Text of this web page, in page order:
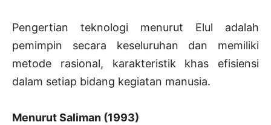
Pengertian teknologi menurut Elul adalah
pemimpin secara keseluruhan dan memiliki
metode rasional, karakteristik khas efisiensi
dalam setiap bidang kegiatan manusia.
Menurut Saliman (1993)